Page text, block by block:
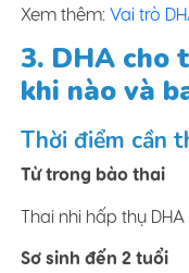
Xem thêm: Vai trò
3. DHA cho
khi nào và
Thời điểm cần
Từ trong bào thai
Thai nhi hấp thụ
Sơ sinh đến 2 tuổi